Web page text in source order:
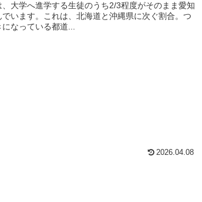
大学へ進学する生徒のうち2/3程度がそのまま愛知
います。これは、北海道と沖縄県に次ぐ割合。つ
なっている都道...
2026.04.08